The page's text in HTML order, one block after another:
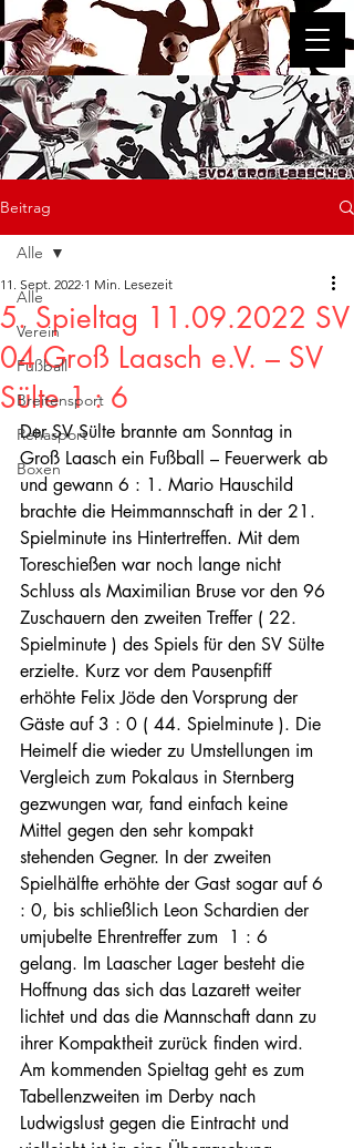
SV 04 Groß Laasch e.V.
Beitrag
Alle
Verein
Fußball
Breitensport
Rehasport
Boxen
Alle
5. Spieltag 11.09.2022 SV
04 Groß Laasch e.V. – SV
Sülte 1 : 6
11. Sept. 2022 1 Min. Lesezeit
Der SV Sülte brannte am Sonntag in
Groß Laasch ein Fußball – Feuerwerk ab
und gewann 6 : 1. Mario Hauschild
brachte die Heimmannschaft in der 21.
Spielminute ins Hintertreffen. Mit dem
Toreschießen war noch lange nicht
Schluss als Maximilian Bruse vor den 96
Zuschauern den zweiten Treffer ( 22.
Spielminute ) des Spiels für den SV Sülte
erzielte. Kurz vor dem Pausenpfiff
erhöhte Felix Jöde den Vorsprung der
Gäste auf 3 : 0 ( 44. Spielminute ). Die
Heimelf die wieder zu Umstellungen im
Vergleich zum Pokalaus in Sternberg
gezwungen war, fand einfach keine
Mittel gegen den sehr kompakt
stehenden Gegner. In der zweiten
Spielhälfte erhöhte der Gast sogar auf 6
: 0, bis schließlich Leon Schardien der
umjubelte Ehrentreffer zum  1 : 6
gelang. Im Laascher Lager besteht die
Hoffnung das sich das Lazarett weiter
lichtet und das die Mannschaft dann zu
ihrer Kompaktheit zurück finden wird.
Am kommenden Spieltag geht es zum
Tabellenzweiten im Derby nach
Ludwigslust gegen die Eintracht und